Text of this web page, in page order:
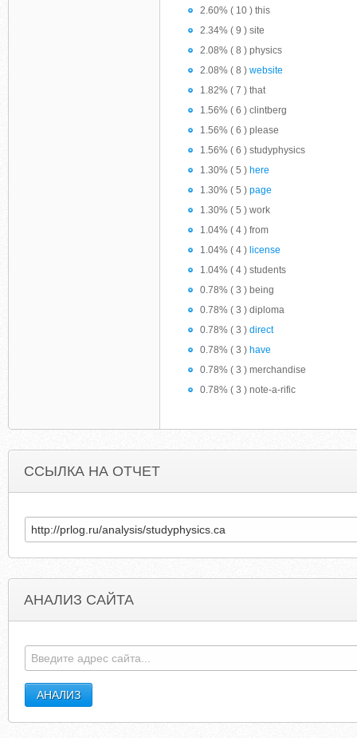
2.60% ( 10 ) this
2.34% ( 9 ) site
2.08% ( 8 ) physics
2.08% ( 8 ) website
1.82% ( 7 ) that
1.56% ( 6 ) clintberg
1.56% ( 6 ) please
1.56% ( 6 ) studyphysics
1.30% ( 5 ) here
1.30% ( 5 ) page
1.30% ( 5 ) work
1.04% ( 4 ) from
1.04% ( 4 ) license
1.04% ( 4 ) students
0.78% ( 3 ) being
0.78% ( 3 ) diploma
0.78% ( 3 ) direct
0.78% ( 3 ) have
0.78% ( 3 ) merchandise
0.78% ( 3 ) note-a-rific
ССЫЛКА НА ОТЧЕТ
АНАЛИЗ САЙТА